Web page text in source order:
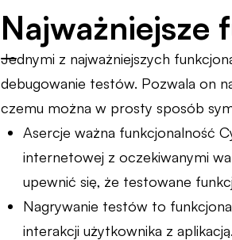
Najważniejsze
Jednymi z najważniejszych
debugowanie testów. Pozwala on
czemu można w prosty sposób
Asercje ważna funkcjonalność
internetowej z oczekiwanymi
upewnić się, że testowane
Nagrywanie testów to
interakcji użytkownika z